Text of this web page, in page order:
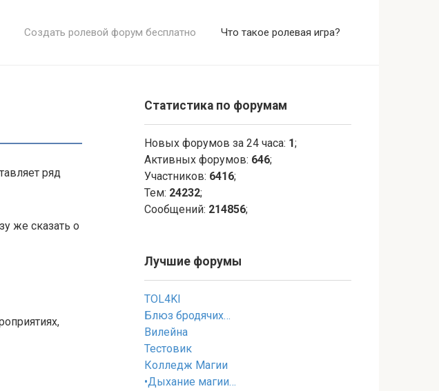
Создать ролевой форум бесплатно Что такое ролевая игра?
ряд
же сказать о
Статистика по форумам
Новых форумов за 24 часа: 1;
Активных форумов: 646;
Участников: 6416;
Тем: 24232;
Сообщений: 214856;
Лучшие форумы
TOL4KI
Блюз бродячих…
Вилейна
Тестовик
Колледж Магии
•Дыхание магии…